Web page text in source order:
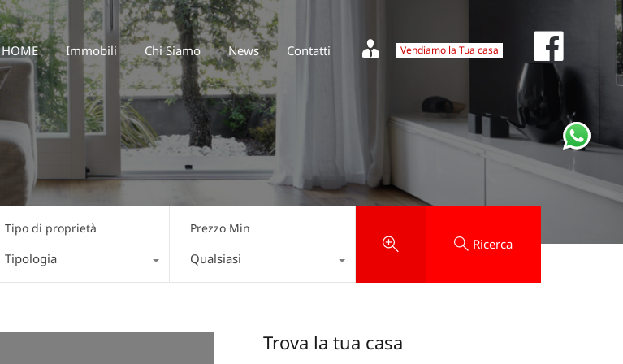
HOME Immobili Chi Siamo News Vendiamo la Tua casa
HOME
Immobili Chi Siamo News Contatti Vendiamo la Tua casa Facebook
Tipo di proprietà
Tipologia
Prezzo Min
Qualsiasi
Ricerca
Trova la tua casa